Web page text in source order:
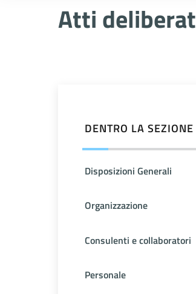
Atti
DENTRO LA SEZIONE
Disposizioni Generali
Organizzazione
Consulenti e collaboratori
Personale